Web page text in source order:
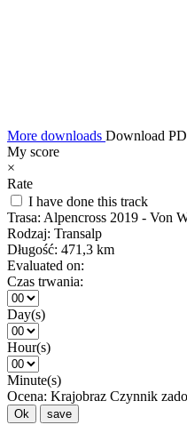
More downloads Download
My score
×
Rate
I have done this track
Trasa: Alpencross 2019 - Von
Rodzaj: Transalp
Długość: 471,3 km
Evaluated on:
Czas trwania:
Day(s)
Hour(s)
Minute(s)
Ocena: Krajobraz Czynnik
Ok save